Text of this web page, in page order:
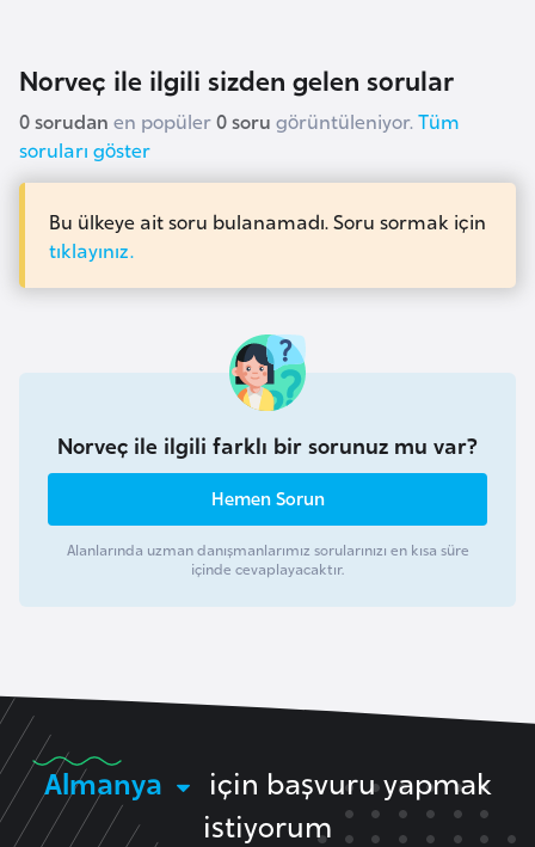
Norveç ile ilgili sizden gelen sorular
0 sorudan en popüler0 soru görüntüleniyor.Tüm
soruları göster
Bu ülkeye ait soru bulanamadı. Soru sormak için
tıklayınız.
Norveç ile ilgili farklı bir sorunuz mu var?
Hemen Sorun
Alanlarında uzman danışmanlarımız sorularınızı en kısa süre
içinde cevaplayacaktır.
Almanya
için başvuru yapmak
istiyorum
o
n
g
o
B
u
l
e
n
i
s
t